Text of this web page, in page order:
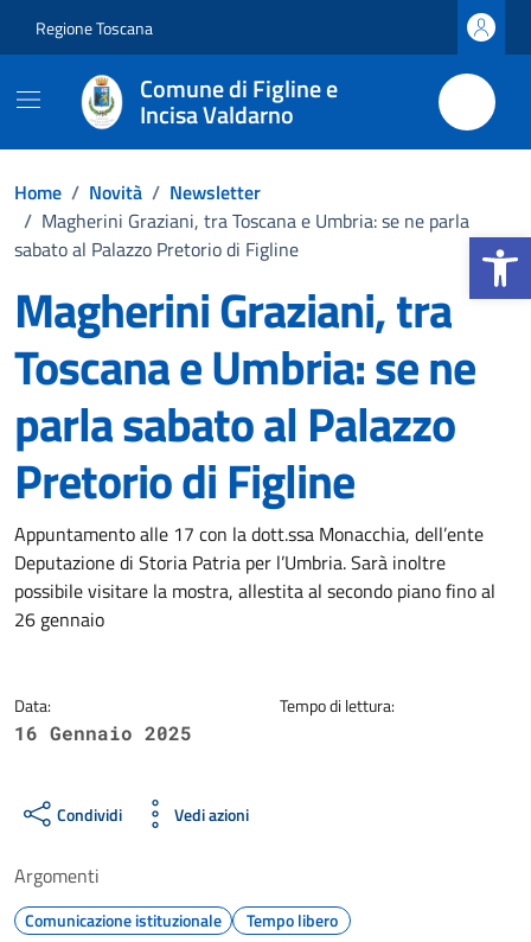
Apri la
Regione Toscana
Comune di Figline e
Incisa Valdarno
Home / Novità / Newsletter
/ Magherini Graziani, tra Toscana e Umbria: se ne parla
sabato al Palazzo Pretorio di Figline
Magherini Graziani, tra
Toscana e Umbria: se ne
parla sabato al Palazzo
Pretorio di Figline
Dettagli della notizia
Appuntamento alle 17 con la dott.ssa Monacchia, dell’ente
Deputazione di Storia Patria per l’Umbria. Sarà inoltre
possibile visitare la mostra, allestita al secondo piano fino al
26 gennaio
Data:
16 Gennaio 2025
Tempo di lettura:
Condividi Vedi azioni
Argomenti
Comunicazione istituzionale Tempo libero